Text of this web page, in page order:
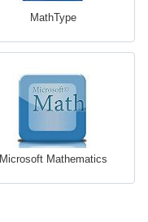
MathType
Microsoft Mathematics